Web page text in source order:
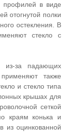
профилей в виде
отогнутой полки
остекления. В
стекло с
из-за падающих
также
и стекло типа
крышах для
сеткой
краям конька и
из оцинкованной